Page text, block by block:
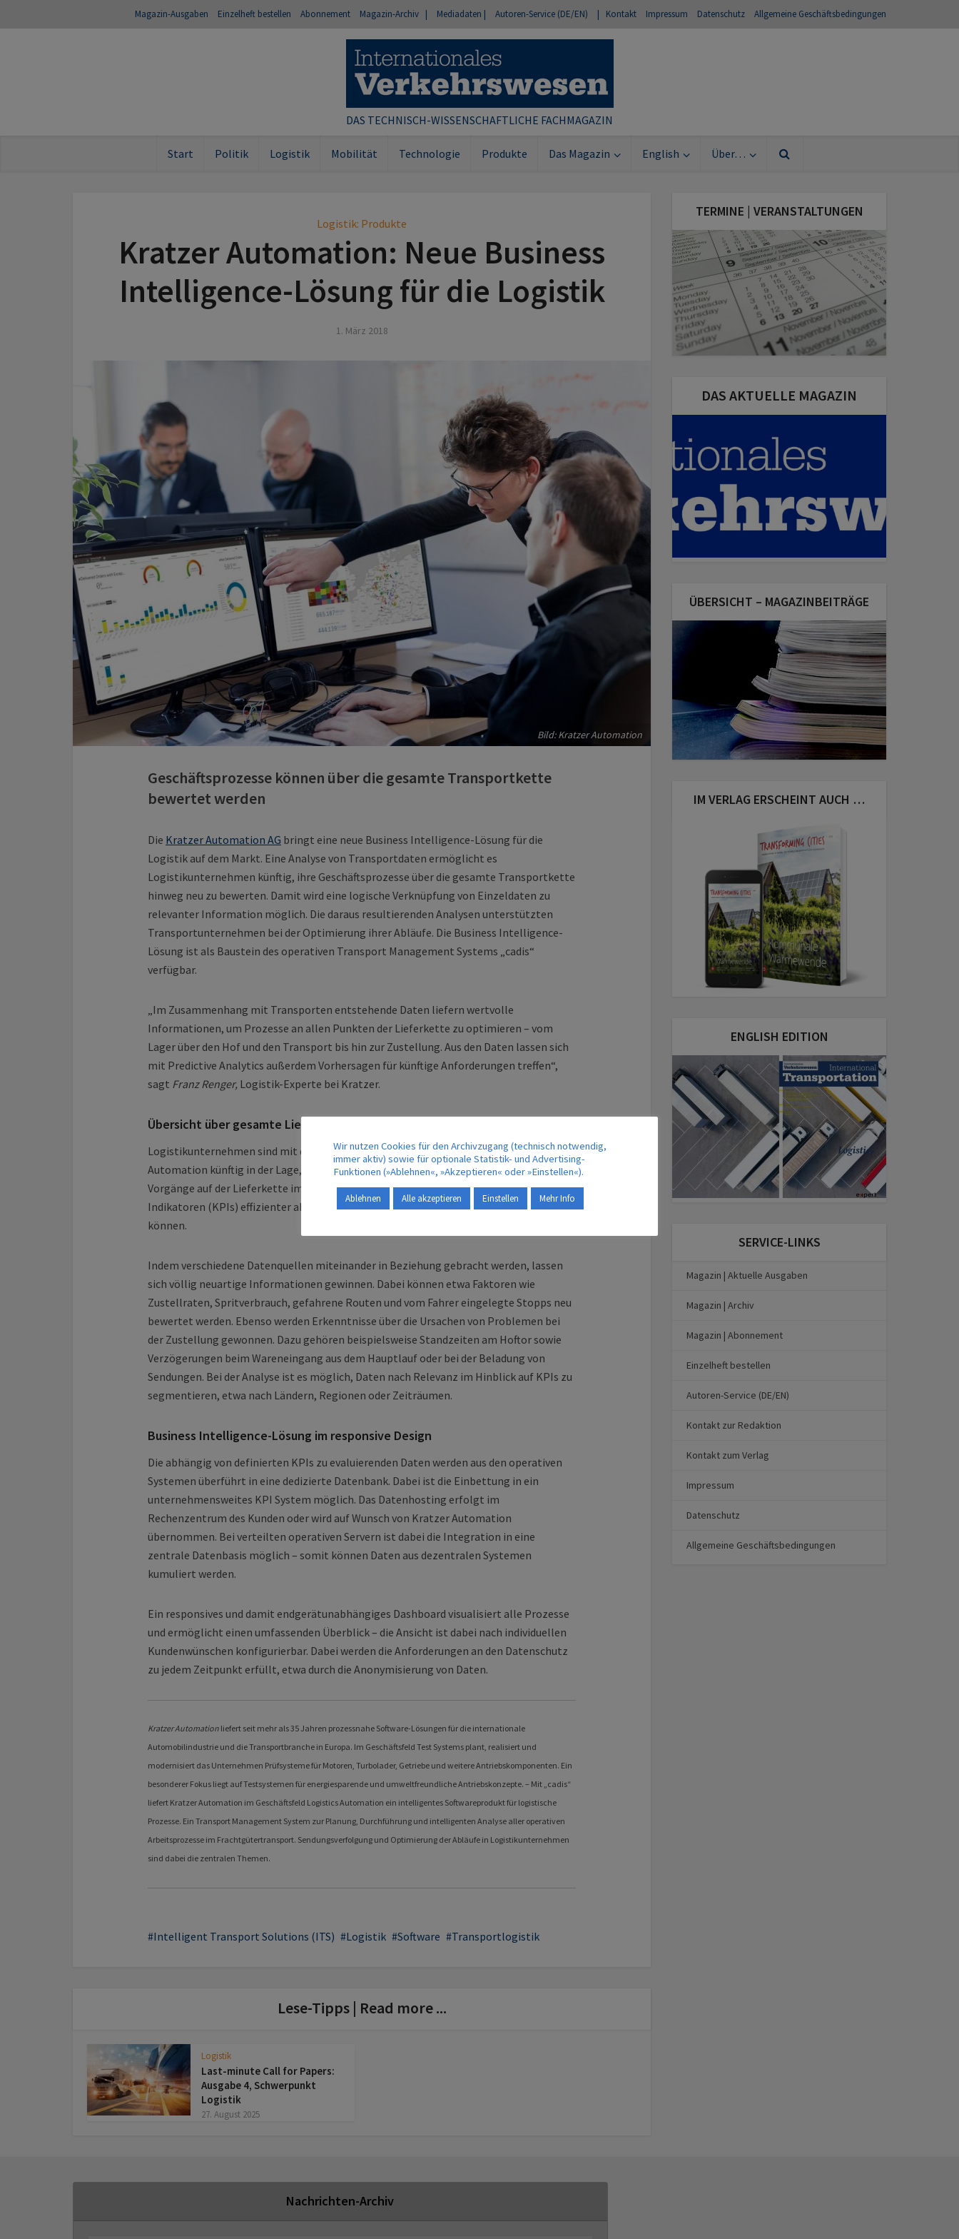
Magazin-Ausgaben Einzelheft bestellen Abonnement Magazin-Archiv | Mediadaten | Autoren-Service (DE/EN) | Kontakt Impressum Datenschutz Allgemeine Geschäftsbedingungen
DAS TECHNISCH-WISSENSCHAFTLICHE FACHMAGAZIN
Start Politik Logistik Mobilität Technologie Produkte Das Magazin English Über…
Logistik: Produkte
Kratzer Automation: Neue Business
Intelligence-Lösung für die Logistik
1. März 2018
Bild: Kratzer Automation
Geschäftsprozesse können über die gesamte Transportkette
bewertet werden
Die Kratzer Automation AG bringt eine neue Business Intelligence-Lösung für die
Logistik auf dem Markt. Eine Analyse von Transportdaten ermöglicht es
Logistikunternehmen künftig, ihre Geschäftsprozesse über die gesamte Transportkette
hinweg neu zu bewerten. Damit wird eine logische Verknüpfung von Einzeldaten zu
relevanter Information möglich. Die daraus resultierenden Analysen unterstützten
Transportunternehmen bei der Optimierung ihrer Abläufe. Die Business Intelligence-
Lösung ist als Baustein des operativen Transport Management Systems „cadis“
verfügbar.
„Im Zusammenhang mit Transporten entstehende Daten liefern wertvolle
Informationen, um Prozesse an allen Punkten der Lieferkette zu optimieren – vom
Lager über den Hof und den Transport bis hin zur Zustellung. Aus den Daten lassen sich
mit Predictive Analytics außerdem Vorhersagen für künftige Anforderungen treffen“,
sagt Franz Renger, Logistik-Experte bei Kratzer.
Übersicht über gesamte Lieferkette unterstützt Prozessoptimierung
Logistikunternehmen sind mit der Business Intelligence-Lösung von Kratzer
Automation künftig in der Lage, Soll-Ist-Analysen durchzuführen. Es wird erkennbar, wo
Vorgänge auf der Lieferkette im Hinblick auf die jeweiligen Key Performance
Indikatoren (KPIs) effizienter abgewickelt und Ressourcen besser genutzt werden
können.
Indem verschiedene Datenquellen miteinander in Beziehung gebracht werden, lassen
sich völlig neuartige Informationen gewinnen. Dabei können etwa Faktoren wie
Zustellraten, Spritverbrauch, gefahrene Routen und vom Fahrer eingelegte Stopps neu
bewertet werden. Ebenso werden Erkenntnisse über die Ursachen von Problemen bei
der Zustellung gewonnen. Dazu gehören beispielsweise Standzeiten am Hoftor sowie
Verzögerungen beim Wareneingang aus dem Hauptlauf oder bei der Beladung von
Sendungen. Bei der Analyse ist es möglich, Daten nach Relevanz im Hinblick auf KPIs zu
segmentieren, etwa nach Ländern, Regionen oder Zeiträumen.
Business Intelligence-Lösung im responsive Design
Die abhängig von definierten KPIs zu evaluierenden Daten werden aus den operativen
Systemen überführt in eine dedizierte Datenbank. Dabei ist die Einbettung in ein
unternehmensweites KPI System möglich. Das Datenhosting erfolgt im
Rechenzentrum des Kunden oder wird auf Wunsch von Kratzer Automation
übernommen. Bei verteilten operativen Servern ist dabei die Integration in eine
zentrale Datenbasis möglich – somit können Daten aus dezentralen Systemen
kumuliert werden.
Ein responsives und damit endgerätunabhängiges Dashboard visualisiert alle Prozesse
und ermöglicht einen umfassenden Überblick – die Ansicht ist dabei nach individuellen
Kundenwünschen konfigurierbar. Dabei werden die Anforderungen an den Datenschutz
zu jedem Zeitpunkt erfüllt, etwa durch die Anonymisierung von Daten.
Kratzer Automation liefert seit mehr als 35 Jahren prozessnahe Software-Lösungen für die internationale
Automobilindustrie und die Transportbranche in Europa. Im Geschäftsfeld Test Systems plant, realisiert und
modernisiert das Unternehmen Prüfsysteme für Motoren, Turbolader, Getriebe und weitere Antriebskomponenten. Ein
besonderer Fokus liegt auf Testsystemen für energiesparende und umweltfreundliche Antriebskonzepte. – Mit „cadis“
liefert Kratzer Automation im Geschäftsfeld Logistics Automation ein intelligentes Softwareprodukt für logistische
Prozesse. Ein Transport Management System zur Planung, Durchführung und intelligenten Analyse aller operativen
Arbeitsprozesse im Frachtgütertransport. Sendungsverfolgung und Optimierung der Abläufe in Logistikunternehmen
sind dabei die zentralen Themen.
Intelligent Transport Solutions (ITS) Logistik Software Transportlogistik
Lese-Tipps | Read more ...
Logistik
Last-minute Call for Papers:
Ausgabe 4, Schwerpunkt
Logistik
27. August 2025
TERMINE | VERANSTALTUNGEN
DAS AKTUELLE MAGAZIN
ÜBERSICHT – MAGAZINBEITRÄGE
IM VERLAG ERSCHEINT AUCH …
ENGLISH EDITION
SERVICE-LINKS
Magazin | Aktuelle Ausgaben
Magazin | Archiv
Magazin | Abonnement
Einzelheft bestellen
Autoren-Service (DE/EN)
Kontakt zur Redaktion
Kontakt zum Verlag
Impressum
Datenschutz
Allgemeine Geschäftsbedingungen
Nachrichten-Archiv
Wir nutzen Cookies für den Archivzugang (technisch notwendig,
immer aktiv) sowie für optionale Statistik- und Advertising-
Funktionen (»Ablehnen«, »Akzeptieren« oder »Einstellen«).
Ablehnen Alle akzeptieren Einstellen Mehr Info